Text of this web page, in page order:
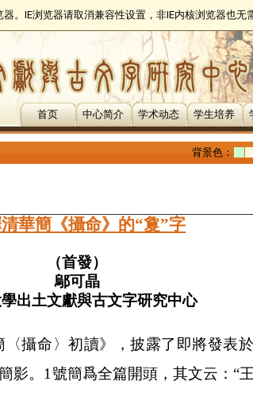
。IE浏览器请取消兼容性设置，非IE内核浏览器也无
首页 中心简介 学术动态 学生培养
背景色：
華簡《攝命》的“敻”字
（首發）
鄔可晶
出土文獻與古文字研究中心
攝命〉初讀》，披露了即將發表
影。 1 號簡爲全篇開頭，其文云：“